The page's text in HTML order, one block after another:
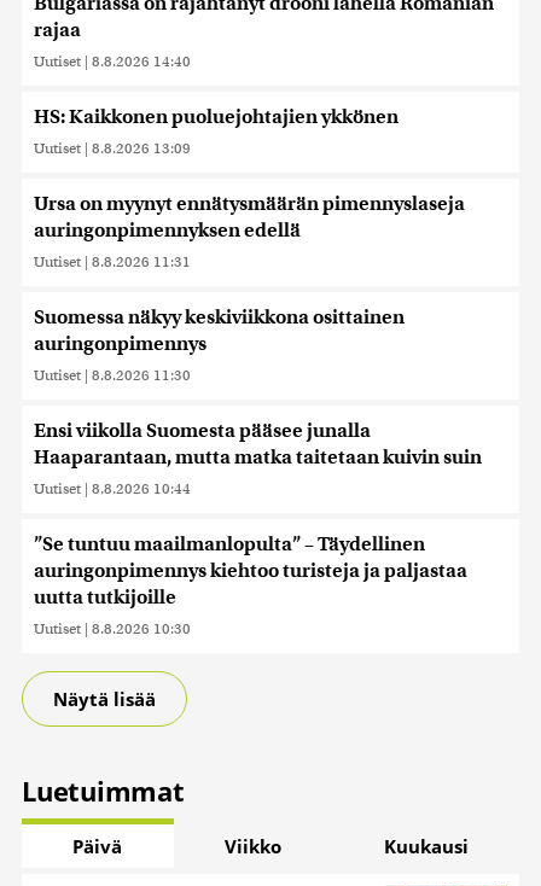
rajaa
Uutiset | 8.8.2026 14:40
HS: Kaikkonen puoluejohtajien ykkönen
Uutiset | 8.8.2026 13:09
Ursa on myynyt ennätysmäärän pimennyslaseja
auringonpimennyksen edellä
Uutiset | 8.8.2026 11:31
Suomessa näkyy keskiviikkona osittainen
auringonpimennys
Uutiset | 8.8.2026 11:30
Ensi viikolla Suomesta pääsee junalla
Haaparantaan, mutta matka taitetaan kuivin suin
Uutiset | 8.8.2026 10:44
”Se tuntuu maailmanlopulta” – Täydellinen
auringonpimennys kiehtoo turisteja ja paljastaa
uutta tutkijoille
Uutiset | 8.8.2026 10:30
Näytä lisää
Luetuimmat
Päivä Viikko Kuukausi